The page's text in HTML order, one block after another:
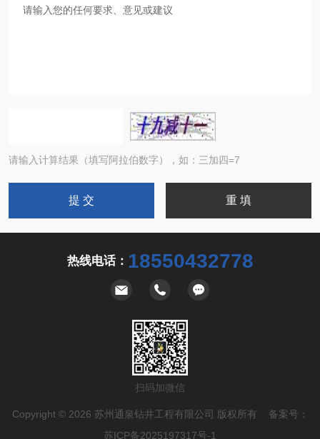
请输入计算结果（填写阿拉伯数字），如：三加四=7
热线电话： 18550432778
扫码加微信
Copyright © 2026 苏州通泉钻井工程有限公司 版权所有 备案号：
苏ICP备2025197317号-1